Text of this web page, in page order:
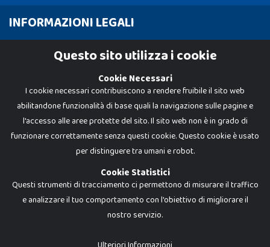
INFORMAZIONI LEGALI
Cookie Policy
Dadi e Mattoncini è un brand di Giocabene Srl. Ogni riproduzione o utilizzo non
I prezzi e le promozioni pubblicate potrebbero differire da quanto esposto in
Questo sito utilizza i cookie
Cookie Necessari
I cookie necessari contribuiscono a rendere fruibile il sito web
abilitandone funzionalità di base quali la navigazione sulle pagine e
l'accesso alle aree protette del sito. Il sito web non è in grado di
funzionare correttamente senza questi cookie. Questo cookie è usato
per distinguere tra umani e robot.
Cookie Statistici
Questi strumenti di tracciamento ci permettono di misurare il traffico
e analizzare il tuo comportamento con l'obiettivo di migliorare il
nostro servizio.